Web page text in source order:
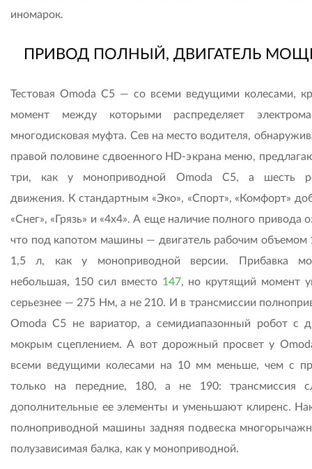
иномарок.
ПРИВОД ПОЛНЫЙ, ДВИГАТЕЛЬ
Тестовая Omoda C5 — со всеми ведущими колесами,
момент между которыми распределяет
многодисковая муфта. Сев на место водителя,
правой половине сдвоенного HD-экрана меню,
три, как у моноприводной Omoda C5, а шесть
движения. К стандартным «Эко», «Спорт», «Комфорт»
«Снег», «Грязь» и «4х4». А еще наличие полного привода
что под капотом машины — двигатель рабочим объемом
1,5 л, как у моноприводной версии. Прибавка
небольшая, 150 сил вместо 147, но крутящий момент
серьезнее — 275 Нм, а не 210. И в трансмиссии
Omoda C5 не вариатор, а семидиапазонный робот с
мокрым сцеплением. А вот дорожный просвет у
всеми ведущими колесами на 10 мм меньше, чем с
только на передние, 180, а не 190: трансмиссия
дополнительные ее элементы и уменьшают клиренс.
полноприводной машины задняя подвеска
полузависимая балка, как у моноприводной.